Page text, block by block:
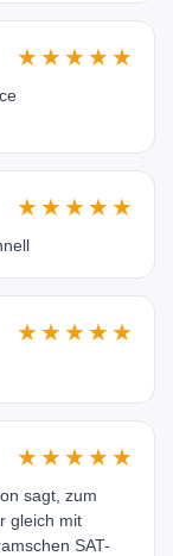
★★★★★
★★★★★
★★★★★
★★★★★
sagt, zum
gleich mit
SAT-